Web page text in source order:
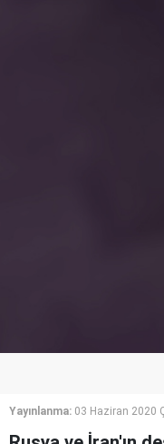
Yayınlanma: 03 Haziran 2020